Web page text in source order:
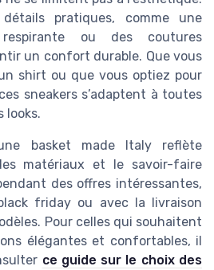
pratiques, comme une
ou des coutures
un confort durable. Que vous
shirt ou que vous optiez pour
sneakers s’adaptent à toutes
looks.
basket made Italy reflète
matériaux et le savoir-faire
des offres intéressantes,
friday ou avec la livraison
Pour celles qui souhaitent
élégantes et confortables, il
ce guide sur le choix des